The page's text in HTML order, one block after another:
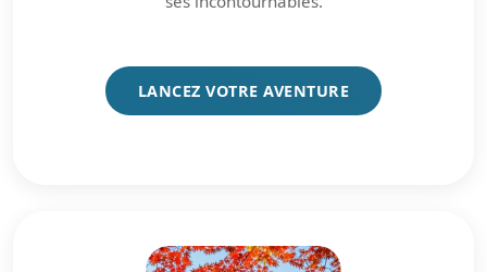
LANCEZ VOTRE AVENTURE